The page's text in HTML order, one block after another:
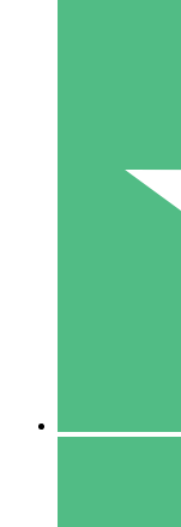
Paga según el